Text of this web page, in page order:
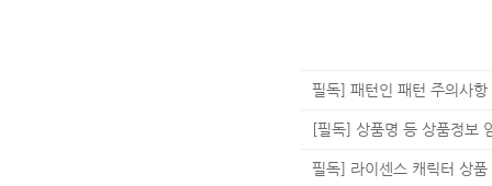
필독] 패턴인 패턴 주의사
[필독] 상품명 등 상품정보
필독] 라이센스 캐릭터 상